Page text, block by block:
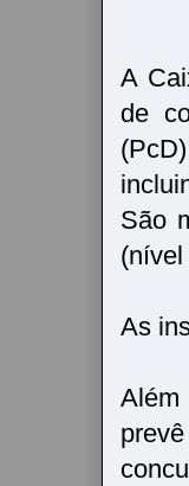
A
de
São
As
Além